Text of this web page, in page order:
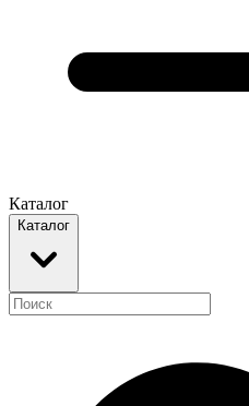
Каталог
Каталог